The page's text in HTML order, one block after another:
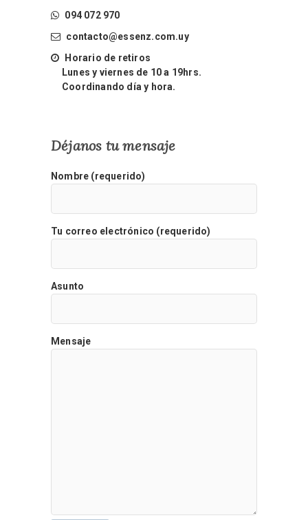
094 072 970
contacto@essenz.com.uy
Horario de retiros
Lunes y viernes de 10 a 19hrs.
Coordinando día y hora.
Déjanos tu mensaje
Nombre (requerido)
Tu correo electrónico (requerido)
Asunto
Mensaje